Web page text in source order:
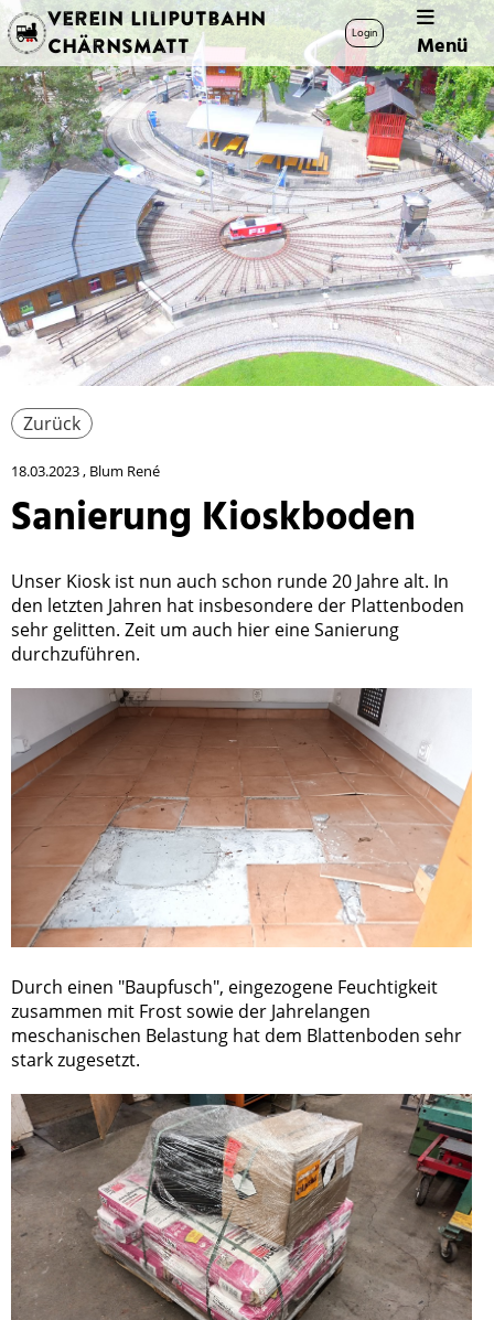
Verein Liliputbahn
Chärnsmatt
Login Menü
Zurück
18.03.2023, Blum René
Sanierung Kioskboden
Unser Kiosk ist nun auch schon runde 20 Jahre alt. In
den letzten Jahren hat insbesondere der Plattenboden
sehr gelitten. Zeit um auch hier eine Sanierung
durchzuführen.
Durch einen "Baupfusch", eingezogene Feuchtigkeit
zusammen mit Frost sowie der Jahrelangen
meschanischen Belastung hat dem Blattenboden sehr
stark zugesetzt.